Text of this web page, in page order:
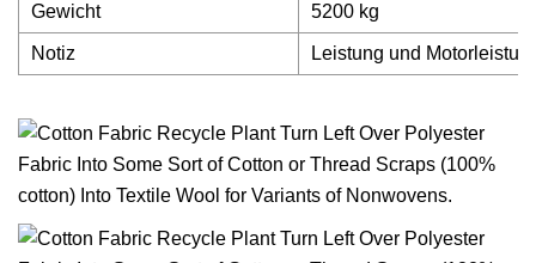
Gewicht 5200 kg
Notiz Leistung und